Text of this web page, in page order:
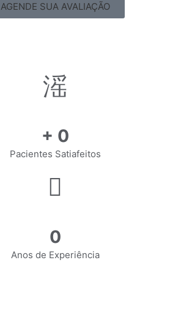
AGENDE SUA AVALIAÇÃO
+ 0
Pacientes Satiafeitos
0
Anos de Experiência